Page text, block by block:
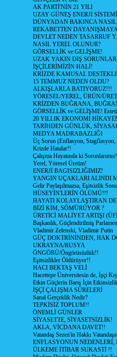
AK PARTİ'NİN 21 YILI
UZAY GÜNEŞ ENERJİ SİSTEMİ
DÜNYADAN BAKINCA
REKABETTEN
DEVLET NEDEN TASARRUF
NASIL YEREL OLUNUR?
GÖRSELLİK ve GELİŞME!
UZAK YAKIN DIŞ
İŞÇİLERİMİZİN HALİ!
KRİZDE KAMUSAL
15 TEMMUZ NEDEN OLDU?
ALKIŞLARLA BATIYORUZ!!!
YÖRESEL/YEREL, ÜRÜN/
KRİZDEN BUĞRANA,
GÖRSELLİK ve GELİŞME!
20 YILLIK EKONOMİ
TARİHDEN GÜNLÜK,
MEDYA MADRABAZLIĞI
Üç Sorun (Enflasyon, Stagflasyon,
Krizde Hatalar!!
Çalışma Hayatında ki
Yerel, Yöresel Üretim!
ENERJİ BAGISIZLIĞIMIZ!
YANGIN UÇAKLARI ALINDI
Gelir Paylaşılmazsa, Eşitsizlik
HÜSEYİN'LERİN ÖLÜMÜ!!!
HAYATI KOLAYLAŞTIRAN
BİZİ KİM, SÖMÜRÜYOR ?
ÜRETİCİ MALİYET ARTIŞI
Başkanlık, Güçlendirilmiş
Vladimir Zelenski, Vladimir Putin
GÜÇ DOKTRİNİNDEN, HAK
UKRAYNA/RUSYA
ÖNGÖRÜ/Öngörüsüzlük!!
Eşitsizlikler Öldürüyor!!
HACI BEKTAŞ VELİ
Hacettepe Üniversitesin de, İşçi
Etkin Güçlerin Barış İçin
İŞÇİ ÇALIŞMA SÜRELERİ
Sanal Gerçeklik Nedir?
TEPKİSİZ TOPLUM!!
ÖNEMLİ GÜNLER
SİYASETTE, SİYASETSİZLİK!
AKLA, VİCDANA DAVET!!
Vatandaş Sezen'in Hakkı
ENFLASYONUN NEDENLERİ,
ÜLKEME İTİBAR SUKASTİ !!